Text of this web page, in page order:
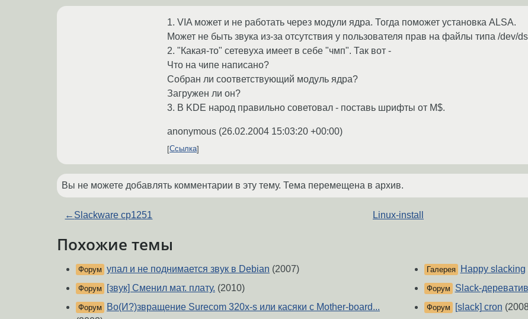
1. VIA может и не работать через модули ядра. Тогда поможет установка ALSA.
Может не быть звука из-за отсутствия у пользователя прав на файлы типа /dev/
2. "Какая-то" сетевуха имеет в себе "чмп". Так вот -
Что на чипе написано?
Собран ли соответствующий модуль ядра?
Загружен ли он?
3. В KDE народ правильно советовал - поставь шрифты от M$.
anonymous (26.02.2004 15:03:20 +00:00)
Ссылка
Вы не можете добавлять комментарии в эту тему. Тема перемещена в архив.
← Slackware cp1251 Linux-install
Похожие темы
Форум упал и не поднимается звук в Debian (2007)
Форум [звук] Сменил мат. плату. (2010)
Форум
Во(И?)звращение Surecom 320x-s или касяки с Mother-board...
Галерея Happy slacking
Форум Slack-
Форум [slack] cron